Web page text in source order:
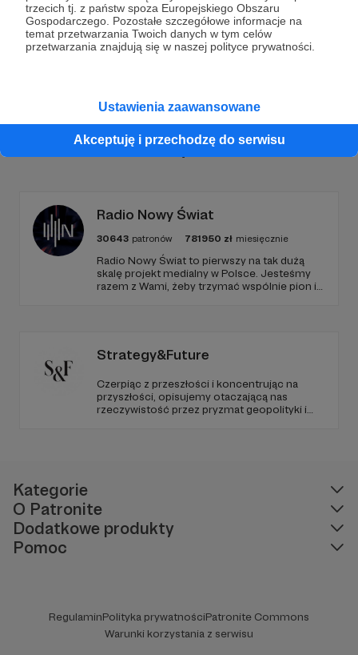
trzecich tj. z państw spoza Europejskiego Obszaru
Gospodarczego. Pozostałe szczegółowe informacje na
temat przetwarzania Twoich danych w tym celów
przetwarzania znajdują się w naszej polityce prywatności.
Ustawienia zaawansowane
Akceptuję i przechodzę do serwisu
Wesprzyj działalność AutoraNaval Polskajuż teraz!
Zostań Patronem
Promowani autorzy
Radio Nowy Świat
30643 patronów 781950 zł miesięcznie
Radio Nowy Świat to pierwszy na tak dużą
skalę projekt medialny w Polsce. Jesteśmy
razem z Wami, żeby trzymać wspólnie pion i
Strategy&Future
Czerpiąc z przeszłości i koncentrując na
przyszłości, opisujemy otaczającą nas
rzeczywistość przez pryzmat geopolityki i
Kategorie
O Patronite
Dodatkowe produkty
Pomoc
RegulaminPolityka prywatnościPatronite Commons
Warunki korzystania z serwisu